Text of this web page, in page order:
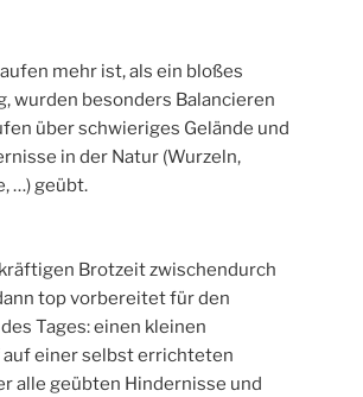
mehr ist, als ein bloßes
wurden besonders Balancieren
über schwieriges Gelände und
in der Natur (Wurzeln,
…) geübt.
Brotzeit zwischendurch
top vorbereitet für den
Tages: einen kleinen
einer selbst errichteten
alle geübten Hindernisse und